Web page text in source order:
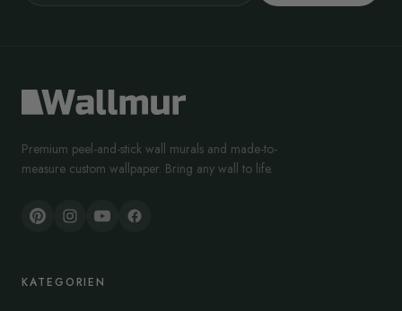
Premium peel-and-stick wall murals and made-to-
measure custom wallpaper. Bring any wall to life.
KATEGORIEN